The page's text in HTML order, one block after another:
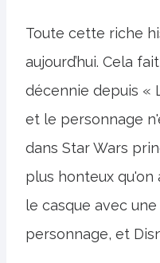
Toute cette riche
aujourd’hui. Cela
décennie depuis «
et le personnage
dans Star Wars
plus honteux qu'on
le casque avec
personnage, et